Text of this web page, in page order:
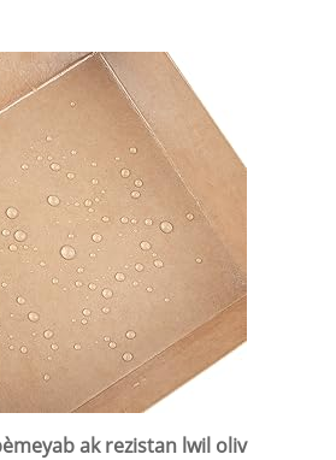
ak rezistan lwil oliv